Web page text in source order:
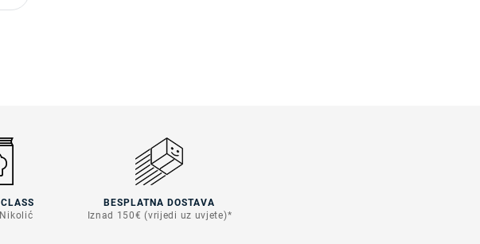
BESPLATNA DOSTAVA
Iznad 150€ (vrijedi uz uvjete)*